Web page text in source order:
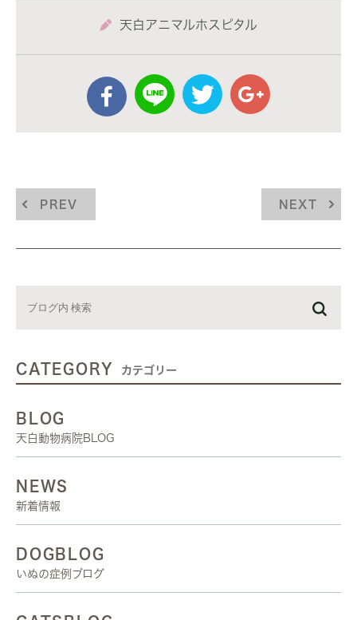
天白アニマルホスピタル
PREV NEXT
CATEGORY カテゴリー
BLOG
天白動物病院BLOG
NEWS
新着情報
DOGBLOG
いぬの症例ブログ